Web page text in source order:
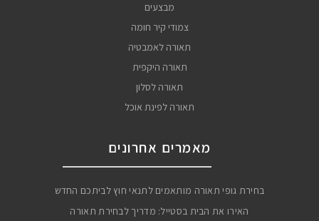
מבצעים
צמודי קיר חומה
תאורה לאמבטיה
תאורה היקפית
תאורה לסלון
תאורה לפינת אוכל
מאמרים אחרונים
בחירת גופי תאורה מותאמים לתנאי חוץ לביתכם החדש
האירו את הבית בסטייל: מדריך לבחירת תאורה